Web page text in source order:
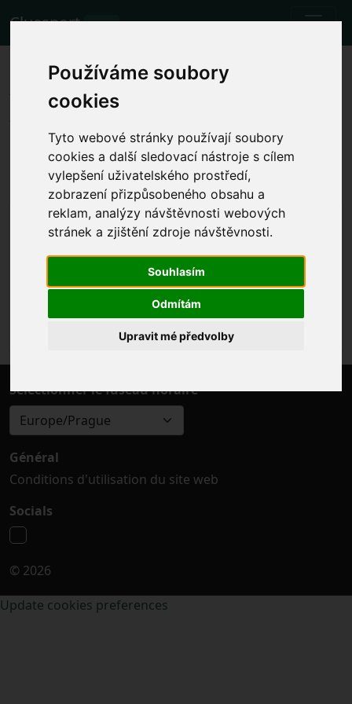
Používáme soubory
cookies
Tyto webové stránky používají soubory
cookies a další sledovací nástroje s cílem
vylepšení uživatelského prostředí,
zobrazení přizpůsobeného obsahu a
reklam, analýzy návštěvnosti webových
stránek a zjištění zdroje návštěvnosti.
Souhlasím
Odmítám
Upravit mé předvolby
Cluesport BETA
Les meilleurs billets d'avion et
tickets pour le match de
football Paris Saint Germain vs
Monaco.
Matchs 26.11.2023 Paris Saint Germain - Monaco
Afficher l'heure locale du match
dim. 26.11.2023 l'heure sera déterminée
Parc des Princes, Paris (France)
Ligue 1
L'événement a déjà eu lieu. Cependant, vous pouvez
essayer un autre événement.
Sélectionner le fuseau horaire
Europe/Prague
Général
Conditions d'utilisation du site web
Socials
© 2026
Update cookies preferences